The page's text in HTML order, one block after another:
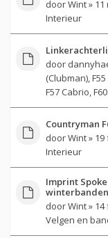
doorWint» 11
Interieur
door
(Clubman),
F57 Cabrio,
Countryman
doorWint» 19
Interieur
Imprint
doorWint» 14
Velgen en